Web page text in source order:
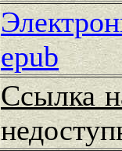
epub
Ссылка